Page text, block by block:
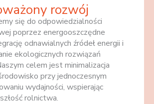
rozwój
się do odpowiedzialności
poprzez energooszczędne
odnawialnych źródeł energii i
ekologicznych rozwiązań
celem jest minimalizacja
przy jednoczesnym
wydajności, wspierając
rolnictwa.